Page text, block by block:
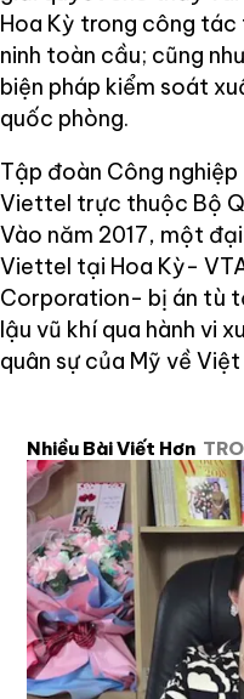
Hoa Kỳ trong công tác
ninh toàn cầu; cũng
biện pháp kiểm soát
quốc phòng.
Tập đoàn Công
Viettel trực thuộc Bộ
Vào năm 2017, một
Viettel tại Hoa Kỳ-
Corporation- bị án tù
lậu vũ khí qua hành vi
quân sự của Mỹ về Việt
Nhiều Bài Viết Hơn